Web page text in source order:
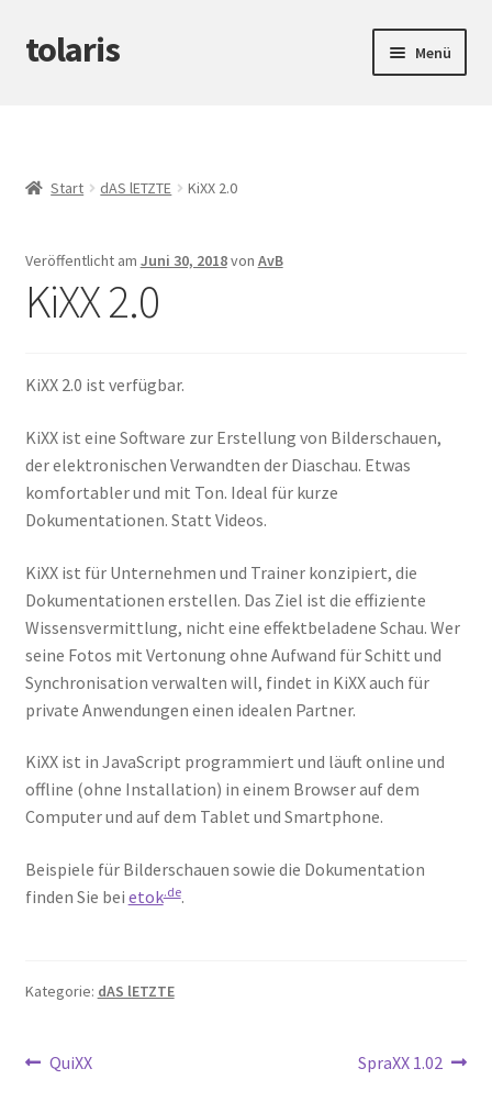
Zur
Navigation
Zum
Inhalt
tolaris Menü
Start dAS lETZTE KiXX 2.0
Veröffentlicht am Juni 30, 2018von AvB
KiXX 2.0
KiXX 2.0 ist verfügbar.
KiXX ist eine Software zur Erstellung von Bilderschauen,
der elektronischen Verwandten der Diaschau. Etwas
komfortabler und mit Ton. Ideal für kurze
Dokumentationen. Statt Videos.
KiXX ist für Unternehmen und Trainer konzipiert, die
Dokumentationen erstellen. Das Ziel ist die effiziente
Wissensvermittlung, nicht eine effektbeladene Schau. Wer
seine Fotos mit Vertonung ohne Aufwand für Schitt und
Synchronisation verwalten will, findet in KiXX auch für
private Anwendungen einen idealen Partner.
KiXX ist in JavaScript programmiert und läuft online und
offline (ohne Installation) in einem Browser auf dem
Computer und auf dem Tablet und Smartphone.
Beispiele für Bilderschauen sowie die Dokumentation
finden Sie bei etok.de.
Kategorie: dAS lETZTE
Beitragsnavigation
Vorheriger
QuiXX
Nächster
SpraXX 1.02